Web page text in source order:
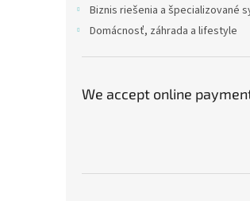
Biznis riešenia a špecializované
Domácnosť, záhrada a lifestyle
We accept online